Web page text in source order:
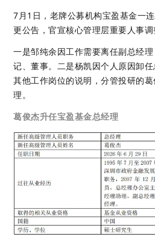
7月1日，老牌公募机构宝盈基金一
更公告，官宣核心管理层重要人事调
一是邹纯余因工作需要离任副总经
记、董事。二是杨凯因个人原因卸
其他工作岗位的说明，分管投研的
理。
葛俊杰升任宝盈基金总经理